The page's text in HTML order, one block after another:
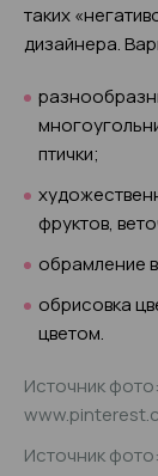
таких
дизайнера.
птички;
фруктов,
обрамление
обрисовка
цветом.
Источник фото:
Источник